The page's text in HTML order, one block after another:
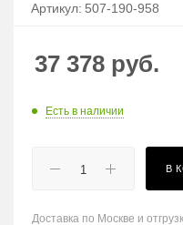
Артикул: 507-190-958
37 378 руб.
Есть в наличии
В
Доставка по Москве и